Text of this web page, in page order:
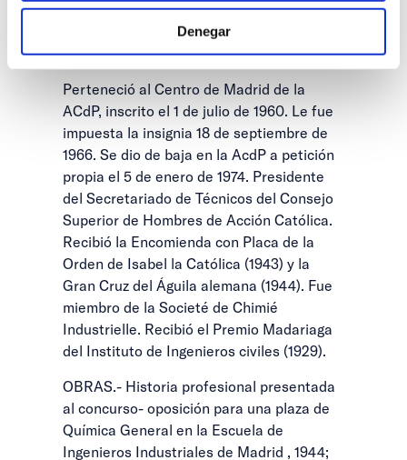
Denegar
Física, Química y Termodinámica de la
Escuela Superior de Ingenieros
Industriales (1947-1972).
Perteneció al Centro de Madrid de la
ACdP, inscrito el 1 de julio de 1960. Le fue
impuesta la insignia 18 de septiembre de
1966. Se dio de baja en la AcdP a petición
propia el 5 de enero de 1974. Presidente
del Secretariado de Técnicos del Consejo
Superior de Hombres de Acción Católica.
Recibió la Encomienda con Placa de la
Orden de Isabel la Católica (1943) y la
Gran Cruz del Águila alemana (1944). Fue
miembro de la Societé de Chimié
Industrielle. Recibió el Premio Madariaga
del Instituto de Ingenieros civiles (1929).
OBRAS.- Historia profesional presentada
al concurso- oposición para una plaza de
Química General en la Escuela de
Ingenieros Industriales de Madrid , 1944;